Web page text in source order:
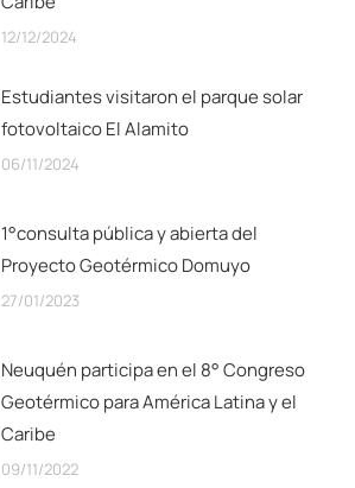
12/12/2024
Estudiantes visitaron el parque solar
fotovoltaico El Alamito
06/11/2024
1°consulta pública y abierta del
Proyecto Geotérmico Domuyo
27/01/2023
Neuquén participa en el 8° Congreso
Geotérmico para América Latina y el
Caribe
09/11/2022